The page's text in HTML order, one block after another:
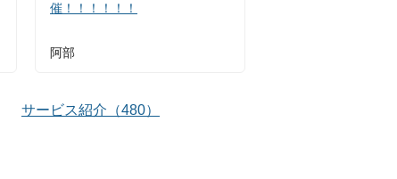
催！！！！！！
阿部
サービス紹介 （480）